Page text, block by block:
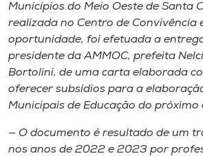
Museu
Unoesc
Store
Selecione
o idioma
Municípios do Meio Oeste de Santa
realizada no Centro de Convivência
oportunidade, foi efetuada a
presidente da AMMOC, prefeita
Bortolini, de uma carta elaborada
oferecer subsídios para a
Municipais de Educação do próximo
— O documento é resultado de um
nos anos de 2022 e 2023 por